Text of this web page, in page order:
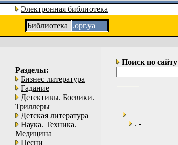
Электронная библиотека
Библиотека
.орг.уа
Разделы:
Бизнес литература
Гадание
Детективы. Боевики.
Триллеры
Детская литература
Наука. Техника.
Медицина
Песни
Поиск по сайту
. -